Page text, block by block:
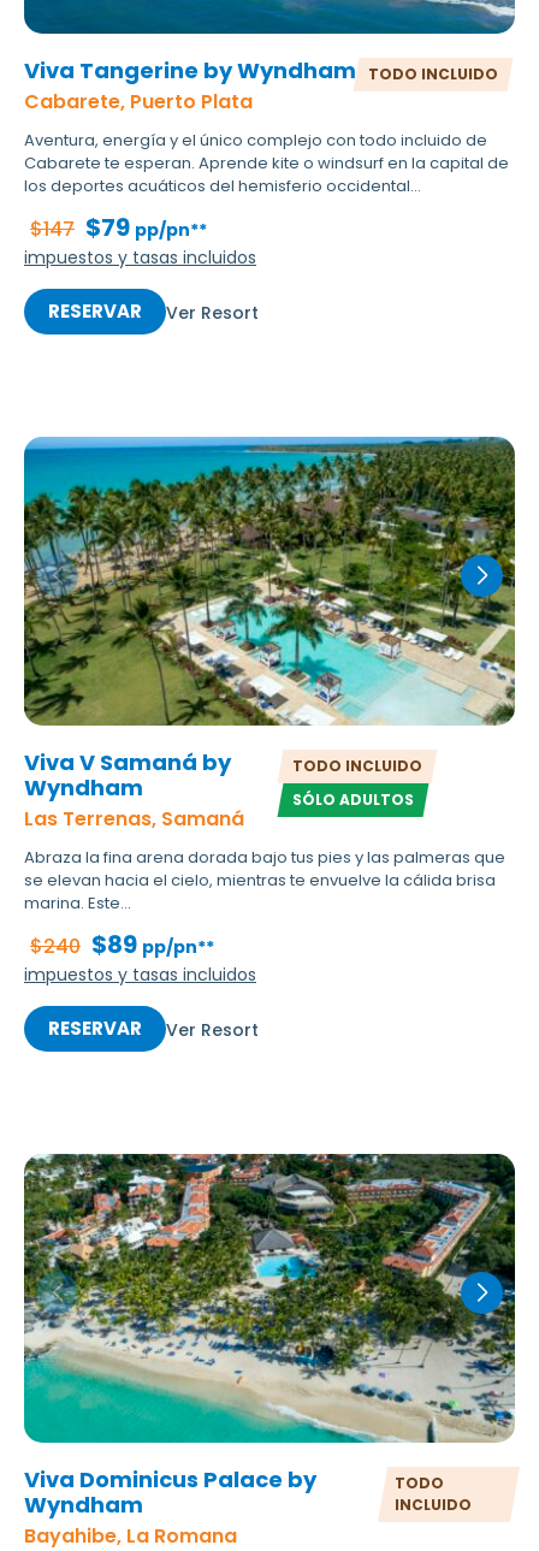
Viva Tangerine by Wyndham
Cabarete, Puerto Plata
TODO INCLUIDO
Aventura, energía y el único complejo con todo incluido de
Cabarete te esperan. Aprende kite o windsurf en la capital de
los deportes acuáticos del hemisferio occidental...
$147 $79 pp/pn**
impuestos y tasas incluidos
RESERVAR Ver Resort
Viva V Samaná by
Wyndham
Las Terrenas, Samaná
TODO INCLUIDO
SÓLO ADULTOS
Abraza la fina arena dorada bajo tus pies y las palmeras que
se elevan hacia el cielo, mientras te envuelve la cálida brisa
marina. Este...
$240 $89 pp/pn**
impuestos y tasas incluidos
RESERVAR Ver Resort
Viva Dominicus Palace by
Wyndham
Bayahibe, La Romana
TODO
INCLUIDO